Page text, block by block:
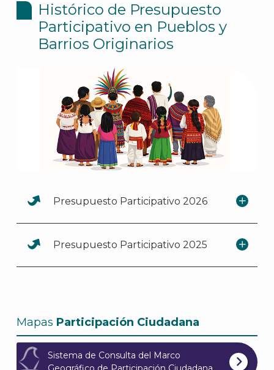
Histórico de Presupuesto
Participativo en Pueblos y
Barrios Originarios
Presupuesto Participativo 2026
Presupuesto Participativo 2025
Mapas Participación Ciudadana
Sistema de Consulta del Marco